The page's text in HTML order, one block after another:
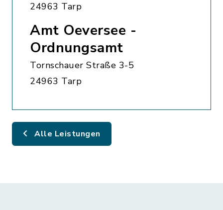
24963 Tarp
Amt Oeversee -
Ordnungsamt
Tornschauer Straße 3-5
24963 Tarp
Alle Leistungen